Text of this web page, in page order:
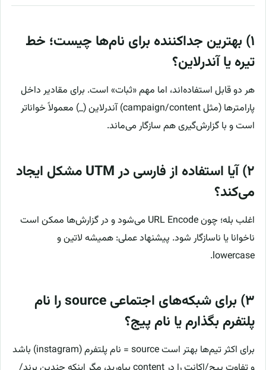
۱) بهترین جداکننده برای نام‌ها چیست؛ خط
تیره یا آندرلاین؟
هر دو قابل استفاده‌اند، اما مهم «ثبات» است. برای مقادیر داخل
پارامترها (مثل campaign/content) آندرلاین (_) معمولاً خواناتر
است و با گزارش‌گیری هم سازگار می‌ماند.
۲) آیا استفاده از فارسی در UTM مشکل ایجاد
می‌کند؟
اغلب بله؛ چون URL Encode می‌شود و در گزارش‌ها ممکن است
ناخوانا یا ناسازگار شود. پیشنهاد عملی: همیشه لاتین و
lowercase.
۳) برای شبکه‌های اجتماعی source را نام
پلتفرم بگذارم یا نام پیج؟
برای اکثر تیم‌ها بهتر است source = نام پلتفرم (instagram) باشد